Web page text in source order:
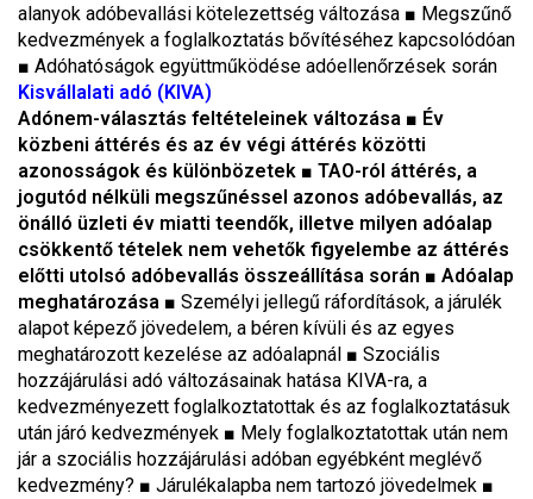
alanyok adóbevallási kötelezettség változása ■ Megszűnő
kedvezmények a foglalkoztatás bővítéséhez kapcsolódóan
■ Adóhatóságok együttműködése adóellenőrzések során
Kisvállalati adó (KIVA)
Adónem-választás feltételeinek változása ■ Év
közbeni áttérés és az év végi áttérés közötti
azonosságok és különbözetek ■ TAO-ról áttérés, a
jogutód nélküli megszűnéssel azonos adóbevallás, az
önálló üzleti év miatti teendők, illetve milyen adóalap
csökkentő tételek nem vehetők figyelembe az áttérés
előtti utolsó adóbevallás összeállítása során ■ Adóalap
meghatározása ■ Személyi jellegű ráfordítások, a járulék
alapot képező jövedelem, a béren kívüli és az egyes
meghatározott kezelése az adóalapnál ■ Szociális
hozzájárulási adó változásainak hatása KIVA-ra, a
kedvezményezett foglalkoztatottak és az foglalkoztatásuk
után járó kedvezmények ■ Mely foglalkoztatottak után nem
jár a szociális hozzájárulási adóban egyébként meglévő
kedvezmény? ■ Járulékalapba nem tartozó jövedelmek ■